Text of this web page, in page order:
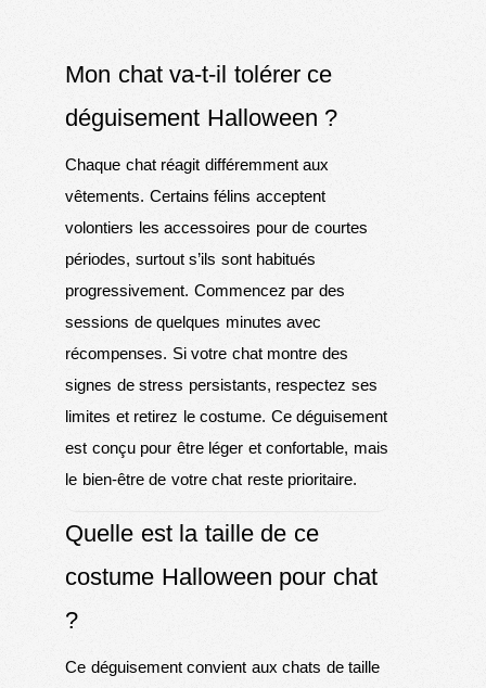
Mon chat va-t-il tolérer ce
déguisement Halloween ?
Chaque chat réagit différemment aux
vêtements. Certains félins acceptent
volontiers les accessoires pour de courtes
périodes, surtout s’ils sont habitués
progressivement. Commencez par des
sessions de quelques minutes avec
récompenses. Si votre chat montre des
signes de stress persistants, respectez ses
limites et retirez le costume. Ce déguisement
est conçu pour être léger et confortable, mais
le bien-être de votre chat reste prioritaire.
Quelle est la taille de ce
costume Halloween pour chat
?
Ce déguisement convient aux chats de taille